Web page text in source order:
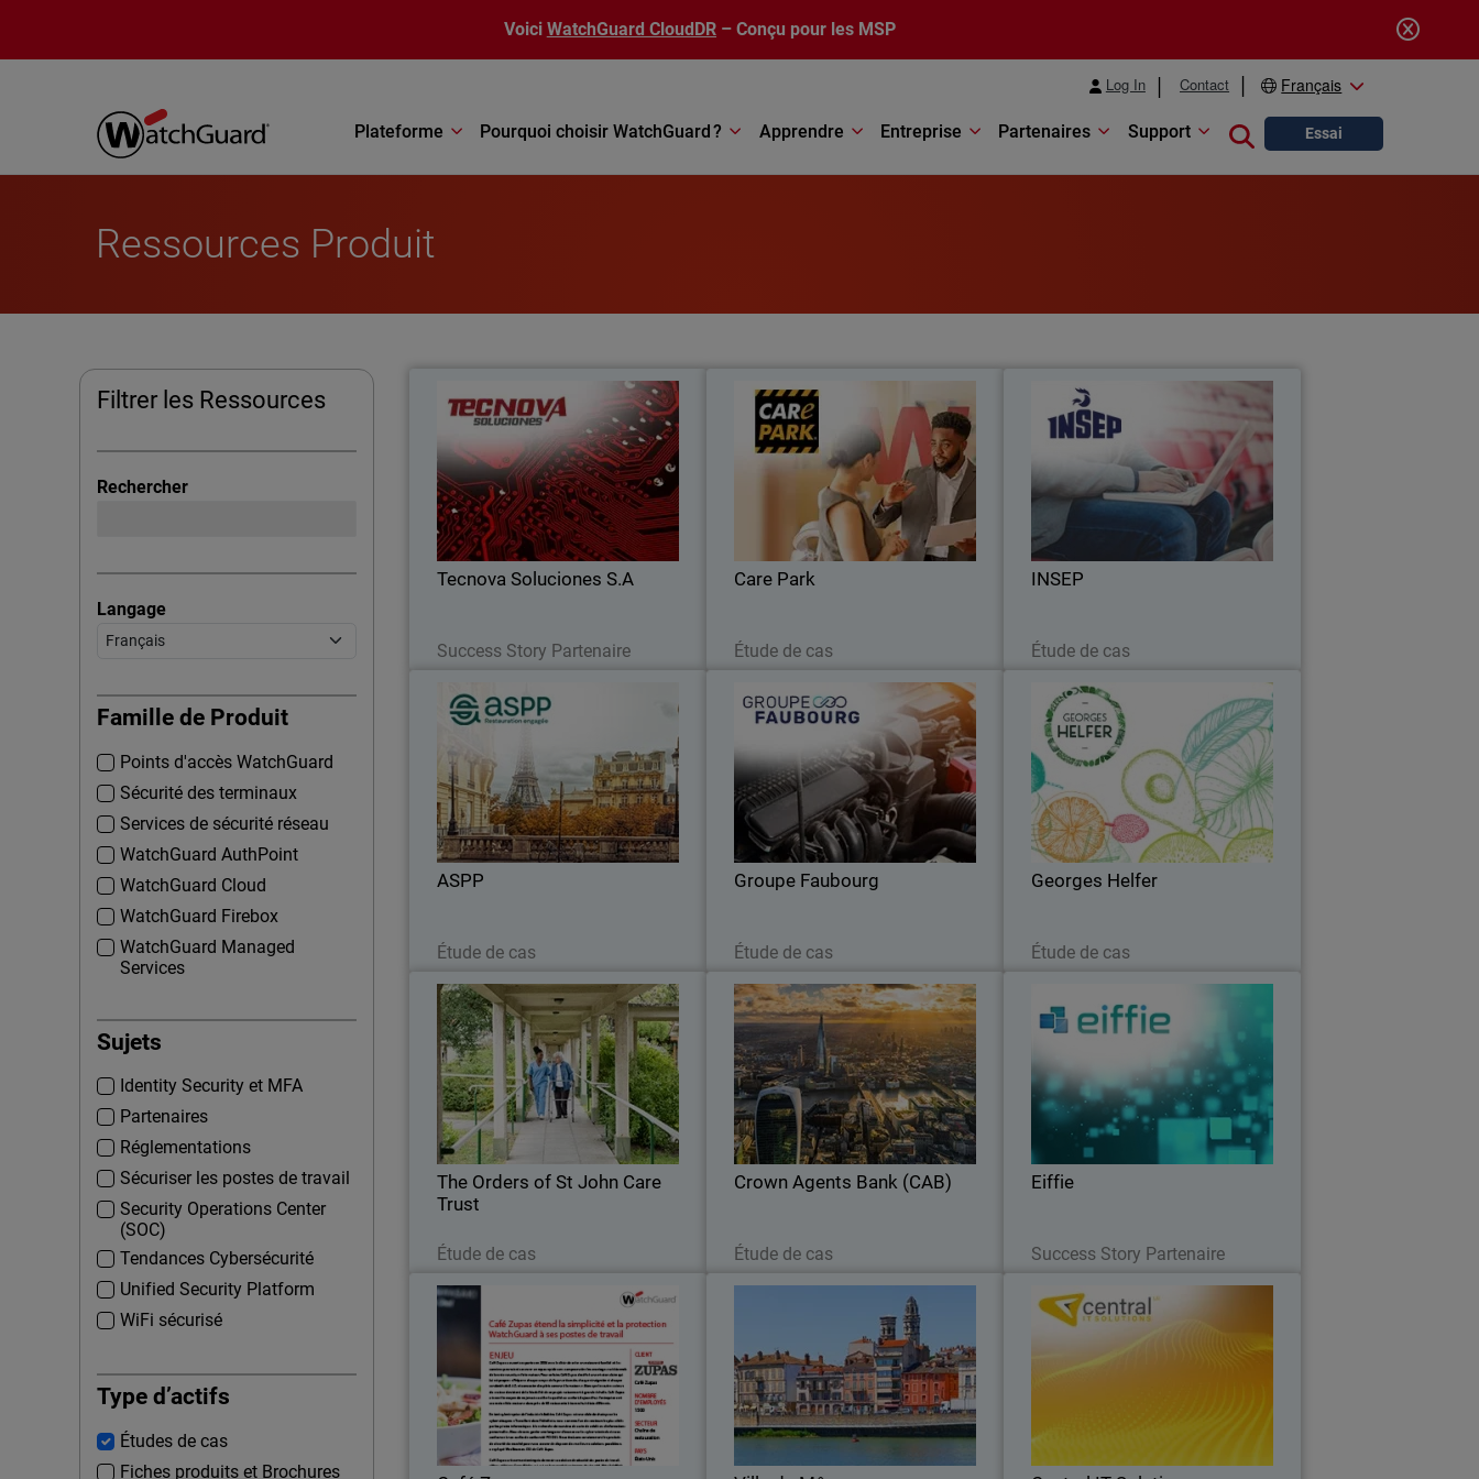
Voici WatchGuard CloudDR – Conçu pour les MSP
Log In Contact Français
Plateforme Pourquoi choisir WatchGuard ? Apprendre Entreprise Partenaires Support Close search
Essai
Ressources Produit
Filtrer les Ressources
Rechercher
Langage
Famille de Produit
Points d'accès WatchGuard
Sécurité des terminaux
Services de sécurité réseau
WatchGuard AuthPoint
WatchGuard Cloud
WatchGuard Firebox
WatchGuard Managed
Services
Sujets
Identity Security et MFA
Partenaires
Réglementations
Sécuriser les postes de travail
Security Operations Center
(SOC)
Tendances Cybersécurité
Unified Security Platform
WiFi sécurisé
Type d’actifs
Études de cas
Fiches produits et Brochures
Tecnova Soluciones S.A
Success Story Partenaire
Tecnova Soluciones S.A
Tecnova est passée à une approche
MDR après avoir constaté les limites de
détection, améliorant la réponse,
réduisant risques et développant son
Care Park
Étude de cas
Care Park a réduit ses coûts de 35 %,
amélioré l'intégration de la sécurité et
étendu la couverture du réseau, des
terminaux et des serveurs.
INSEP
Étude de cas
INSEP
L’INSEP a opéré sa transition vers
l’EPDR WatchGuard pour renforcer la
protection de ses 700 endpoints et de
ses infrastructures critiques.
ASPP
Étude de cas
Découvrez comment l’ASPP modernise
son infrastructure avec WatchGuard,
OCI et un SD-WAN sécurisé pour
garantir 6 000 repas par jour sans
interruption.
Groupe Faubourg
Étude de cas
Groupe Faubourg
Cybersécurité unifiée et surveillance
24/7 : le groupe Faubourg fait
confiance à WatchGuard.
Georges Helfer
Étude de cas
Georges Helfer
Georges Helfer modernise son IT et
renforce sa cybersécurité avec
WatchGuard.
The Orders of St John Care
Trust
Étude de cas
The Orders of St John Care Trust
Le Trust a cherché une solution de
sécurité dans le Cloud qui pouvait
s’intégrer à son infrastructure Cloud
tout en maintenant une détection des
menaces.
Crown Agents Bank (CAB)
Étude de cas
Crown Agents Bank (CAB)
WatchGuard NDR fournit des analyses
basées sur l’IA pour détecter les
menaces et en s’intégrant de manière
transparente aux outils de sécurité
existants.
Eiffie
Success Story Partenaire
Eiffie mise sur le MDR de WatchGuard
pour renforcer la cybersécurité des PME
Café Zupas
Grâce à WatchGuard, une chaîne de
restaurants en pleine expansion génère
des rapports PCI DSS et facilite le
transfert des rapports aux postes de
travail.
Ville de Mâcon
La Ville de Mâcon Sécurise ses
Infrastructures avec WatchGuard
Unified Security Platform
Central IT Solutions